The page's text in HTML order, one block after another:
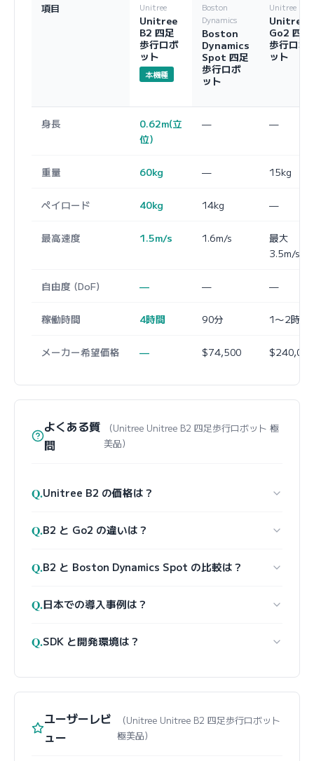
項目 Unitree
Unitree
B2 四足
歩行ロボ
ット
本機種
Boston
Dynamics
Boston
Dynamics
Spot 四足
歩行ロボ
ット
Unitree
Unitree
Go2 四足
歩行ロボ
ット
身長
0.62m(立
位)
— —
重量 60kg — 15kg
ペイロード 40kg 14kg —
最高速度 1.5m/s 1.6m/s
最大
3.5m/s
自由度 (DoF) — — —
稼働時間 4時間 90分 1〜2時間
メーカー希望価格 — $74,500 $240,000
よくある質
問
（Unitree Unitree B2 四足歩行ロボット 極
美品）
Q.Unitree B2 の価格は？
Q.B2 と Go2 の違いは？
Q.B2 と Boston Dynamics Spot の比較は？
Q.日本での導入事例は？
Q.SDK と開発環境は？
ユーザーレビ
ュー
（Unitree Unitree B2 四足歩行ロボット
極美品）